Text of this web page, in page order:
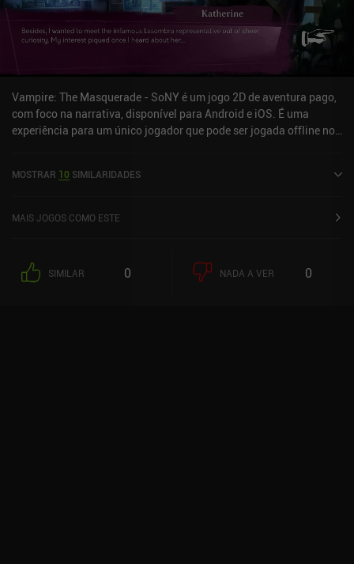
Vampire: The Masquerade - SoNY é um jogo 2D de aventura pago,
com foco na narrativa, disponível para Android e iOS. É uma
experiência para um único jogador que pode ser jogada offline no
Play e 4,6 de 5,0 na App Store do iOS.
MOSTRAR 10 SIMILARIDADES
MAIS JOGOS COMO ESTE
SIMILAR 0 NADA A VER 0